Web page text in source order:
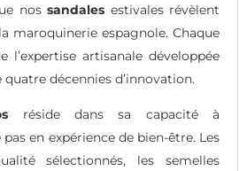
nossandales estivales révèlent
maroquinerie espagnole. Chaque
l’expertise artisanale développée
décennies d’innovation.
réside dans sa capacité à
en expérience de bien-être. Les
sélectionnés, les semelles